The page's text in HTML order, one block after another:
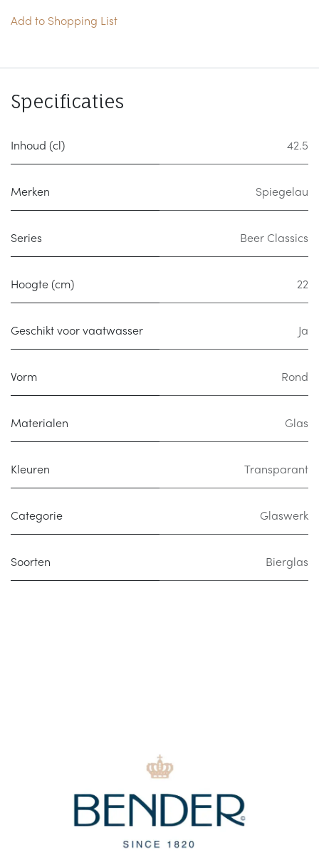
Add to Shopping List
Specificaties
Inhoud (cl) 42.5
Merken Spiegelau
Series Beer Classics
Hoogte (cm) 22
Geschikt voor vaatwasser Ja
Vorm Rond
Materialen Glas
Kleuren Transparant
Categorie Glaswerk
Soorten Bierglas